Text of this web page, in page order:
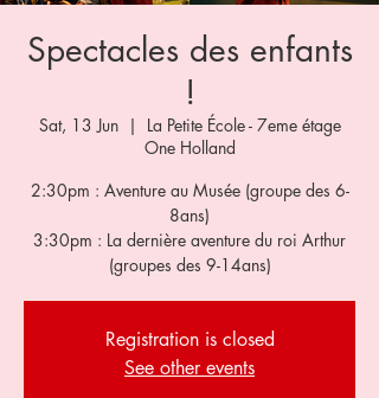
Spectacles des enfants
!
Sat, 13 Jun
  |
La Petite École - 7eme étage
One Holland
2:30pm : Aventure au Musée (groupe des 6-
8ans)
3:30pm : La dernière aventure du roi Arthur
(groupes des 9-14ans)
Registration is closed
See other events